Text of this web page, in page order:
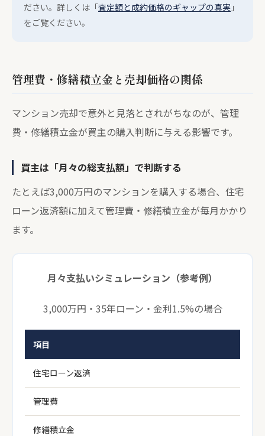
ださい。詳しくは「査定額と成約価格のギャップの真実 」
をご覧ください。
管理費・修繕積立金と売却価格の関係
マンション売却で意外と見落とされがちなのが、管理
費・修繕積立金が買主の購入判断に与える影響です。
買主は「月々の総支払額」で判断する
たとえば3,000万円のマンションを購入する場合、住宅
ローン返済額に加えて管理費・修繕積立金が毎月かかり
ます。
月々支払いシミュレーション（参考例）
3,000万円・35年ローン・金利1.5%の場合
項目
住宅ローン返済
管理費
修繕積立金